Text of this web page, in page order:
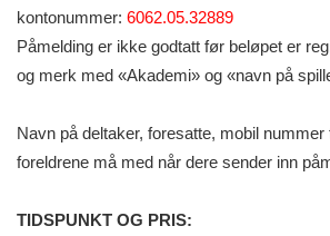
kontonummer: 6062.05.32889
Påmelding er ikke godtatt før beløpet er
og merk med «Akademi» og «navn på
Navn på deltaker, foresatte, mobil
foreldrene må med når dere sender inn
TIDSPUNKT OG PRIS: